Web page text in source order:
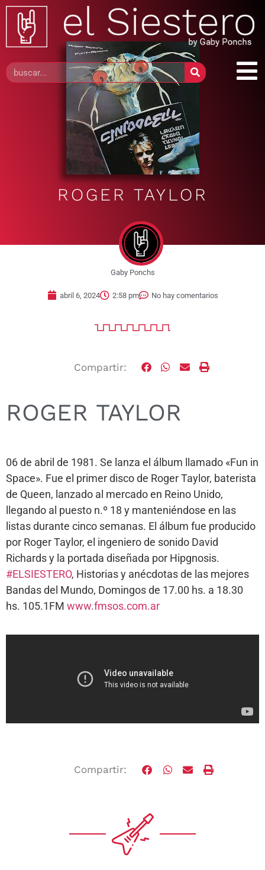
ROGER TAYLOR
Gaby Ponchs
abril 6, 2024 2:58 pm No hay comentarios
Compartir:
ROGER TAYLOR
06 de abril de 1981. Se lanza el álbum llamado «Fun in
Space». Fue el primer disco de Roger Taylor, baterista
de Queen, lanzado al mercado en Reino Unido,
llegando al puesto n.º 18 y manteniéndose en las
listas durante cinco semanas. El álbum fue producido
por Roger Taylor, el ingeniero de sonido David
Richards y la portada diseñada por Hipgnosis.
#ELSIESTERO, Historias y anécdotas de las mejores
Bandas del Mundo, Domingos de 17.00 hs. a 18.30
hs. 105.1FM www.fmsos.com.ar
Compartir: